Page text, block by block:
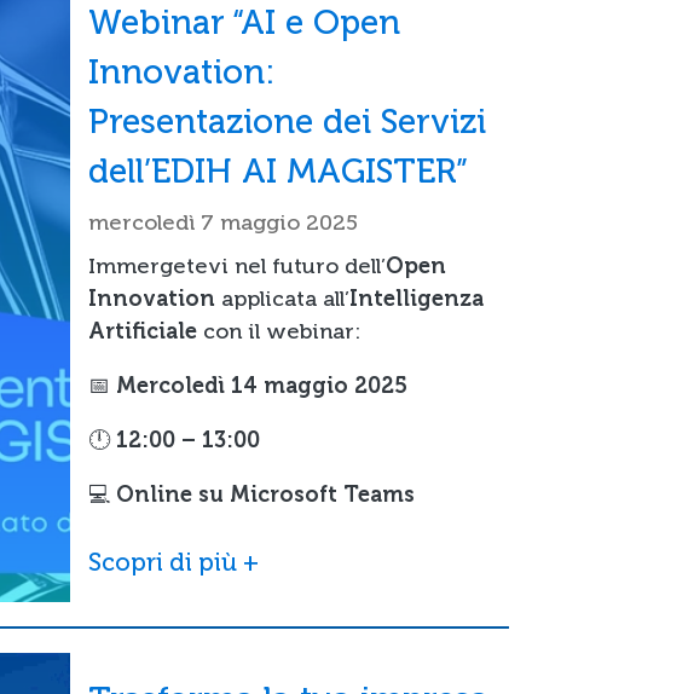
Webinar “AI e Open
Innovation:
Presentazione dei Servizi
dell’EDIH AI MAGISTER”
mercoledì 7 maggio 2025
Immergetevi nel futuro dell’Open
Innovation applicata all’Intelligenza
Artificialecon il webinar:
📅 Mercoledì 14 maggio 2025
🕛 12:00 – 13:00
💻 Online su Microsoft Teams
Scopri di più +